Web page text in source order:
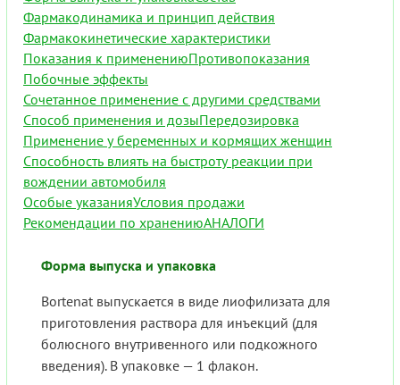
Фармакодинамика и принцип действия
Фармакокинетические характеристики
Показания к применениюПротивопоказания
Побочные эффекты
Сочетанное применение с другими средствами
Способ применения и дозыПередозировка
Применение у беременных и кормящих женщин
Способность влиять на быстроту реакции при
вождении автомобиля
Особые указанияУсловия продажи
Рекомендации по хранениюАНАЛОГИ
Форма выпуска и упаковка
Bortenat выпускается в виде лиофилизата для
приготовления раствора для инъекций (для
болюсного внутривенного или подкожного
введения). В упаковке — 1 флакон.